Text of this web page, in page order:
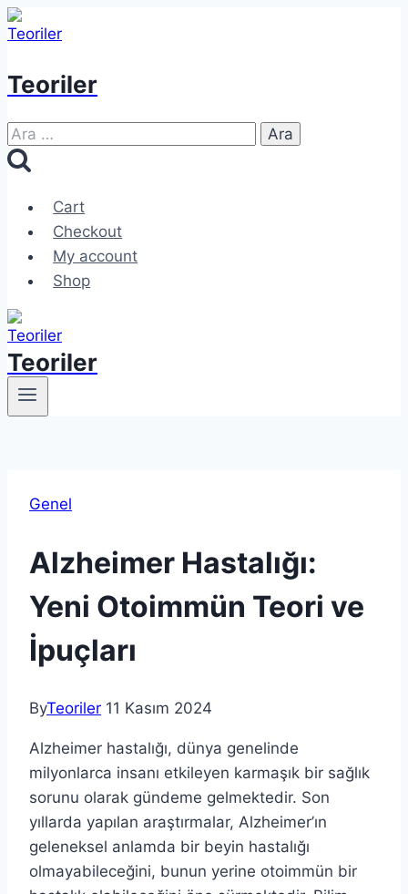
Skip
to
Teoriler
Arama:
Cart
Checkout
My account
Shop
Teoriler
Genel
Alzheimer Hastalığı:
Yeni Otoimmün Teori ve
İpuçları
ByTeoriler 11 Kasım 2024
Alzheimer hastalığı, dünya genelinde
milyonlarca insanı etkileyen karmaşık bir sağlık
sorunu olarak gündeme gelmektedir. Son
yıllarda yapılan araştırmalar, Alzheimer’ın
geleneksel anlamda bir beyin hastalığı
olmayabileceğini, bunun yerine otoimmün bir